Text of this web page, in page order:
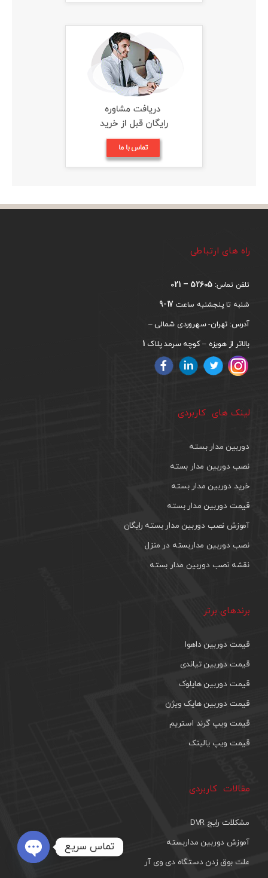
راه های ارتباطی
تلفن تماس: 52605 – 021
شنبه تا پنجشنبه ساعت 17-9
آدرس: تهران- سهروردی شمالی –
بالاتر از هویزه – کوچه سرمد پلاک 1
لینک های کاربردی
دوربین مدار بسته
نصب دوربین مدار بسته
خرید دوربین مدار بسته
قیمت دوربین مدار بسته
آموزش نصب دوربین مدار بسته رایگان
نصب دوربین مداربسته در منزل
نقشه نصب دوربین مدار بسته
برندهای برتر
قیمت دوربین داهوا
قیمت دوربین تیاندی
قیمت دوربین هایلوک
قیمت دوربین هایک ویژن
قیمت ویپ گرند استریم
قیمت ویپ یالینک
مقالات کاربردی
مشکلات رایج DVR
آموزش دوربین مداربسته
علت بوق زدن دستگاه دی وی آر
تماس سریع